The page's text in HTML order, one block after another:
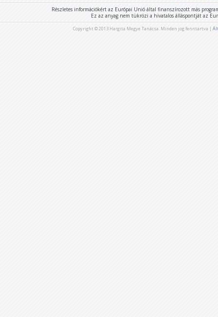
Részletes információkért az Európai Unió által finanszírozott más
Ez az anyag nem tükrözi a hivatalos álláspontját az
Copyright © 2013 Hargita Megye Tanácsa. Minden jog fenntartva |